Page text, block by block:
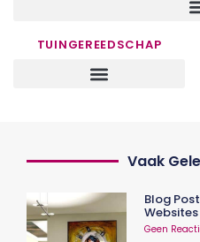
TUINGEREEDSCHAP
Vaak
Blog
Websites
Geen